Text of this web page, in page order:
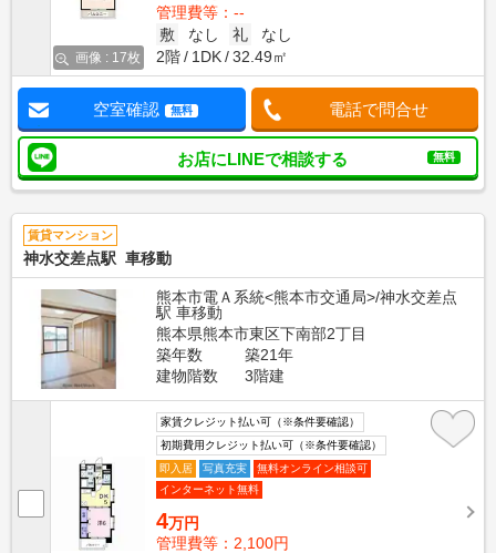
画像 : 17枚
管理費等：--
敷
なし 礼
なし
2階
1DK 32.49㎡
空室確認 無料 電話で問合せ
お店にLINEで相談する 無料
賃貸マンション
神水交差点駅 車移動
熊本市電Ａ系統<熊本市交通局>/神水交差点
駅 車移動
熊本県熊本市東区下南部2丁目
築年数
築21年
建物階数
3階建
家賃クレジット払い可（※条件要確認）
初期費用クレジット払い可（※条件要確認）
即入居
写真充実
無料オンライン相談可
インターネット無料
4万円
管理費等：2,100円